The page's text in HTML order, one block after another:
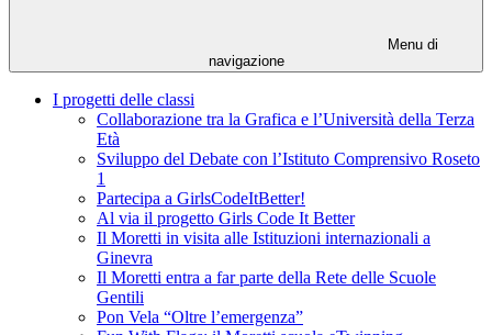
Menu di
navigazione
I progetti delle classi
Collaborazione tra la Grafica e l’Università della Terza
Età
Sviluppo del Debate con l’Istituto Comprensivo Roseto
1
Partecipa a GirlsCodeItBetter!
Al via il progetto Girls Code It Better
Il Moretti in visita alle Istituzioni internazionali a
Ginevra
Il Moretti entra a far parte della Rete delle Scuole
Gentili
Pon Vela “Oltre l’emergenza”